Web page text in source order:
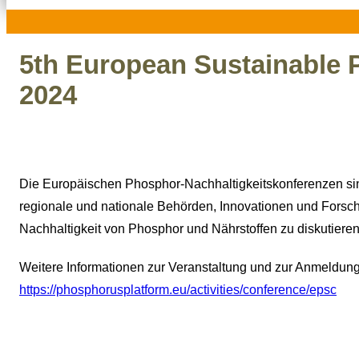
5th European Sustainable
2024
Die Europäischen Phosphor-Nachhaltigkeitskonferenzen
regionale und nationale Behörden, Innovationen und
Nachhaltigkeit von Phosphor und Nährstoffen zu
Weitere Informationen zur Veranstaltung und zur
https://phosphorusplatform.eu/activities/conference/epsc